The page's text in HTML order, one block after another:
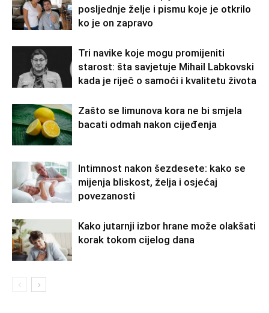
posljednje želje i pismu koje je otkrilo
ko je on zapravo
Tri navike koje mogu promijeniti
starost: šta savjetuje Mihail Labkovski
kada je riječ o samoći i kvalitetu života
Zašto se limunova kora ne bi smjela
bacati odmah nakon cijeđenja
Intimnost nakon šezdesete: kako se
mijenja bliskost, želja i osjećaj
povezanosti
Kako jutarnji izbor hrane može olakšati
korak tokom cijelog dana